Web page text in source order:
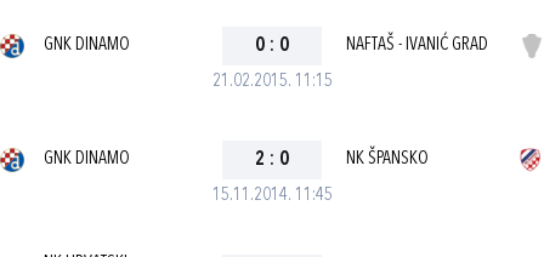
21.02.2015. 11:15
GNK DINAMO 0 : 0 NAFTAŠ - IVANIĆ GRAD
15.11.2014. 11:45
GNK DINAMO 2 : 0 NK ŠPANSKO